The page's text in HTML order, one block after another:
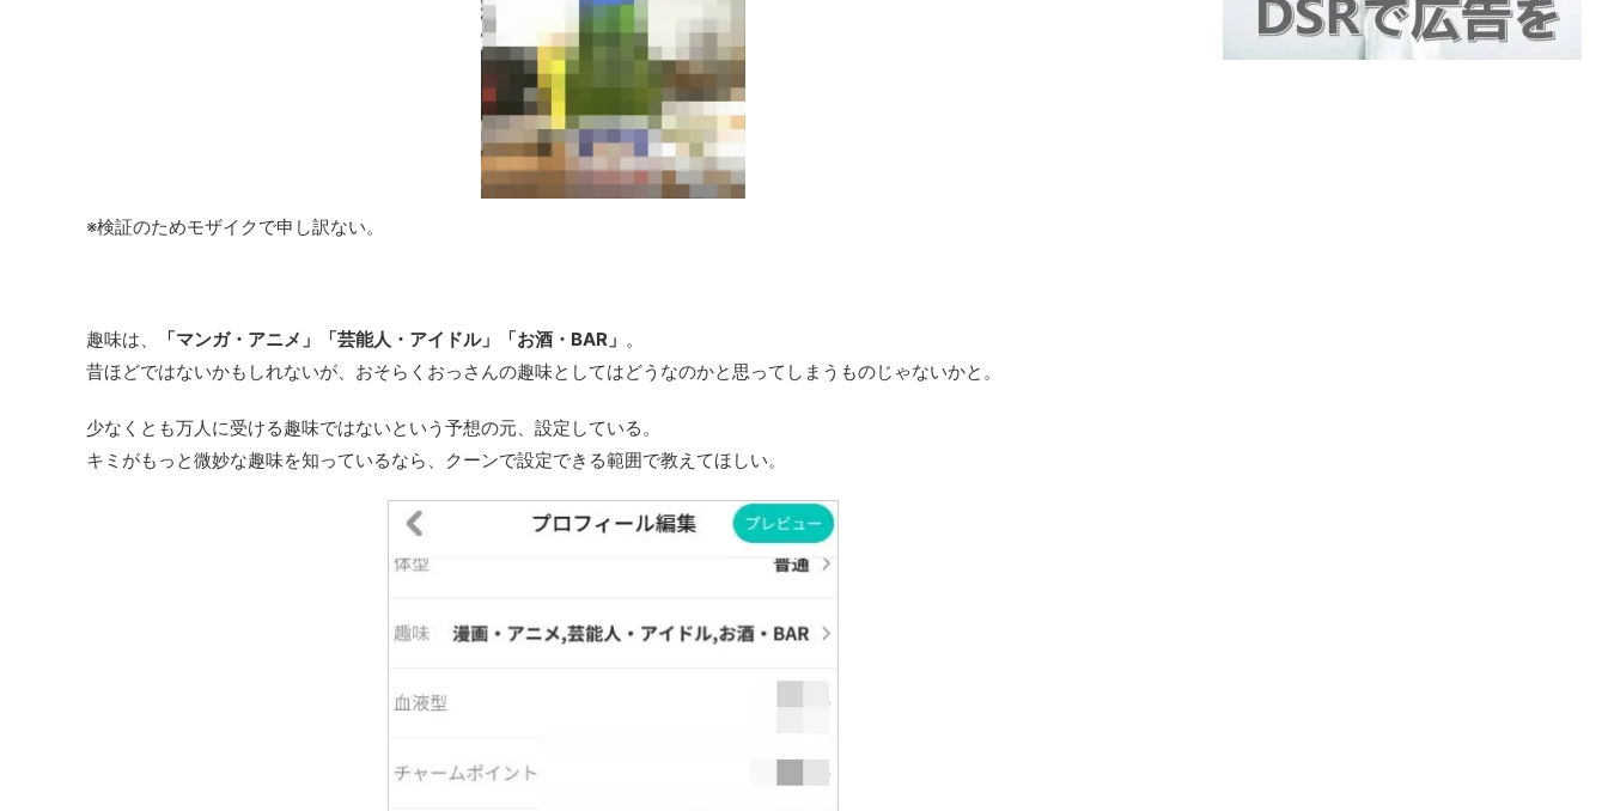
※検証のためモザイクで申し訳ない。
趣味は、 「マンガ・アニメ」「芸能人・アイドル」「お酒・BAR」 。
昔ほどではないかもしれないが、おそらくおっさんの趣味としてはどうなのかと思ってしまうものじゃないかと。
少なくとも万人に受ける趣味ではないという予想の元、設定している。
キミがもっと微妙な趣味を知っているなら、クーンで設定できる範囲で教えてほしい。